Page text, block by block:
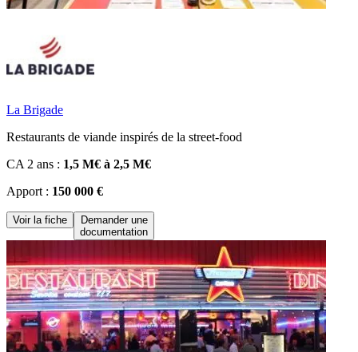
La Brigade
Restaurants de viande inspirés de la street-food
CA 2 ans : 1,5 M€ à 2,5 M€
Apport : 150 000 €
Voir la fiche
Demander une
documentation